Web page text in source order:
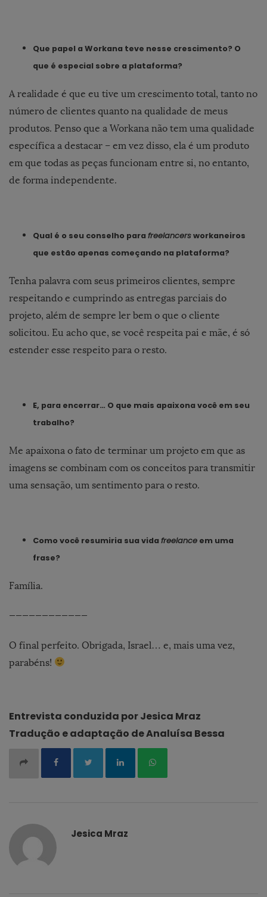
Que papel a Workana teve nesse crescimento? O
que é especial sobre a plataforma?
A realidade é que eu tive um crescimento total, tanto no
número de clientes quanto na qualidade de meus
produtos. Penso que a Workana não tem uma qualidade
específica a destacar – em vez disso, ela é um produto
em que todas as peças funcionam entre si, no entanto,
de forma independente.
Qual é o seu conselho para freelancersworkaneiros
que estão apenas começando na plataforma?
Tenha palavra com seus primeiros clientes, sempre
respeitando e cumprindo as entregas parciais do
projeto, além de sempre ler bem o que o cliente
solicitou. Eu acho que, se você respeita pai e mãe, é só
estender esse respeito para o resto.
E, para encerrar… O que mais apaixona você em seu
trabalho?
Me apaixona o fato de terminar um projeto em que as
imagens se combinam com os conceitos para transmitir
uma sensação, um sentimento para o resto.
Como você resumiria sua vida freelance em uma
frase?
Família.
————————————
O final perfeito. Obrigada, Israel… e, mais uma vez,
parabéns!
Entrevista conduzida por Jesica Mraz
Tradução e adaptação de Analuísa Bessa
Jesica Mraz